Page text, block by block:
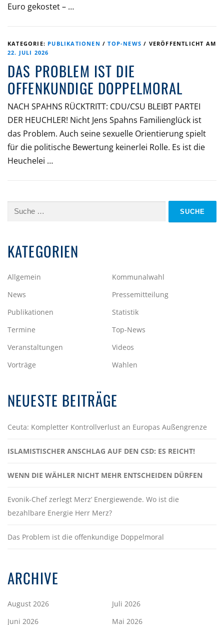
Euro gekostet – …
KATEGORIE: PUBLIKATIONEN /TOP-NEWS / VERÖFFENTLICHT AM
22. JULI 2026
DAS PROBLEM IST DIE
OFFENKUNDIGE DOPPELMORAL
NACH SPAHNS RÜCKTRITT: CDU/CSU BLEIBT PARTEI
DER HEUCHLER! Nicht Jens Spahns Familienglück ist
das Problem. Auch seine sexuelle Orientierung spielt
für die politische Bewertung keinerlei Rolle. Es ist die
Heuchelei …
Suche
KATEGORIEN
Allgemein
Kommunalwahl
News
Pressemitteilung
Publikationen
Statistik
Termine
Top-News
Veranstaltungen
Videos
Vorträge
Wahlen
NEUESTE BEITRÄGE
Ceuta: Kompletter Kontrollverlust an Europas Außengrenze
ISLAMISTISCHER ANSCHLAG AUF DEN CSD: ES REICHT!
WENN DIE WÄHLER NICHT MEHR ENTSCHEIDEN DÜRFEN
Evonik-Chef zerlegt Merz‘ Energiewende. Wo ist die
bezahlbare Energie Herr Merz?
Das Problem ist die offenkundige Doppelmoral
ARCHIVE
August 2026
Juli 2026
Juni 2026
Mai 2026